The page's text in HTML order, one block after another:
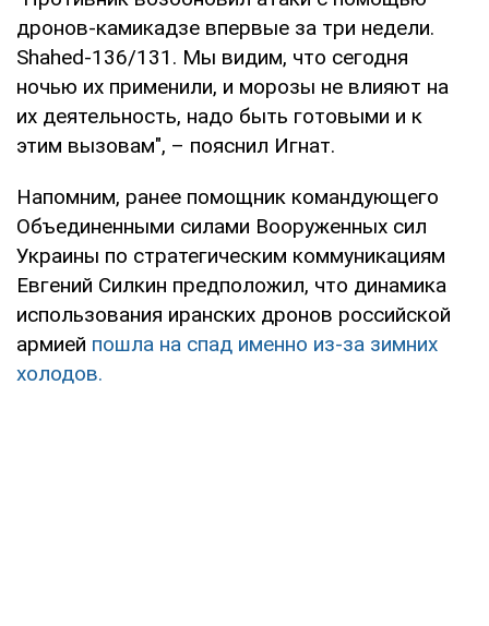
дронов-камикадзе впервые за три недели.
Shahed-136/131. Мы видим, что сегодня
ночью их применили, и морозы не влияют на
их деятельность, надо быть готовыми и к
этим вызовам", – пояснил Игнат.
Напомним, ранее помощник командующего
Объединенными силами Вооруженных сил
Украины по стратегическим коммуникациям
Евгений Силкин предположил, что динамика
использования иранских дронов российской
армией пошла на спад именно из-за зимних
холодов.